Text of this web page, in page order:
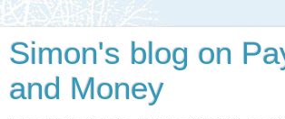
Simon's blog on
and Money